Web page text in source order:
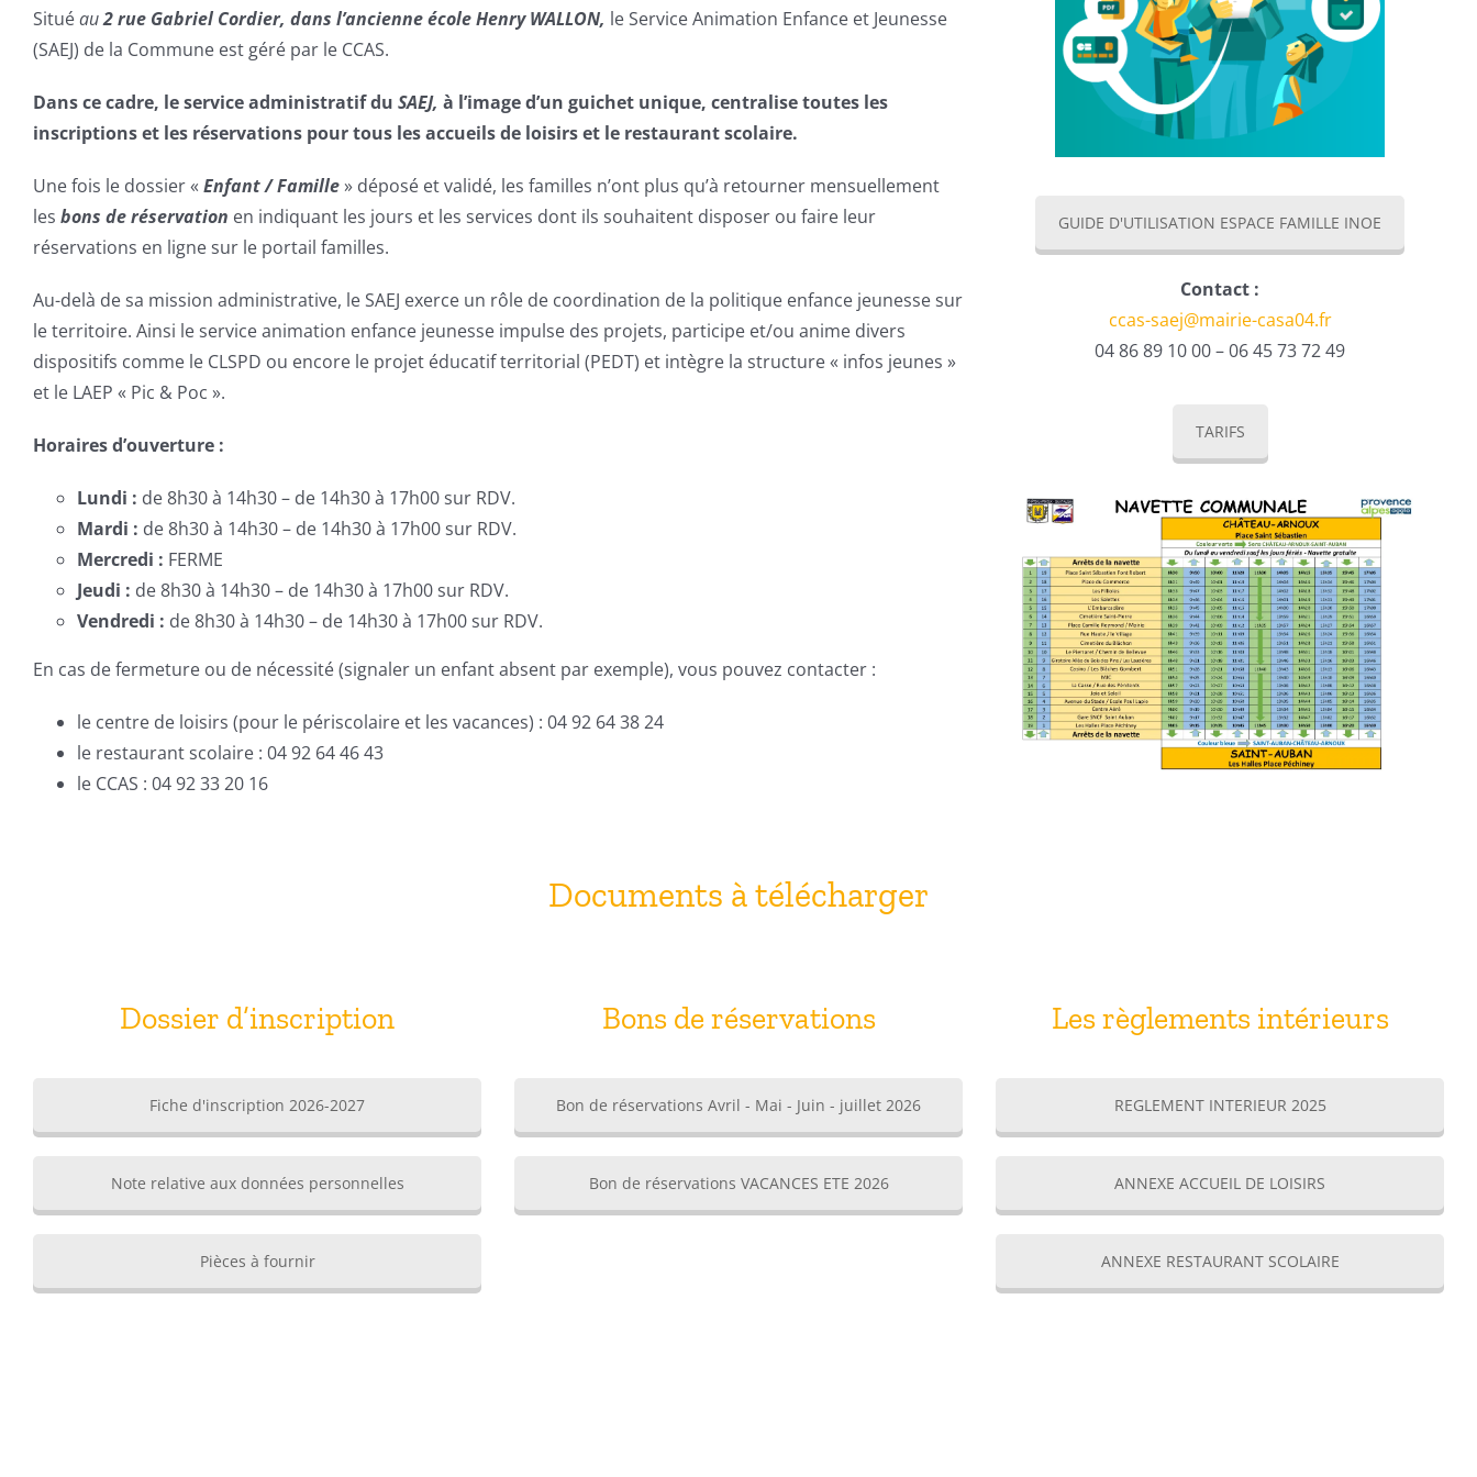
Situéau2 rue Gabriel Cordier, dans l’ancienne école Henry WALLON, le Service Animation Enfance et Jeunesse
(SAEJ) de la Commune est géré par le CCAS.
Dans ce cadre, le service administratif du SAEJ, à l’image d’un guichet unique, centralise toutes les
inscriptions et les réservations pour tous les accueils de loisirs et le restaurant scolaire.
Une fois le dossier « Enfant / Famille» déposé et validé, les familles n’ont plus qu’à retourner mensuellement
les bons de réservation en indiquant les jours et les services dont ils souhaitent disposer ou faire leur
réservations en ligne sur le portail familles.
Au-delà de sa mission administrative, le SAEJ exerce un rôle de coordination de la politique enfance jeunesse sur
le territoire. Ainsi le service animation enfance jeunesse impulse des projets, participe et/ou anime divers
dispositifs comme le CLSPD ou encore le projet éducatif territorial (PEDT) et intègre la structure « infos jeunes »
et le LAEP « Pic & Poc ».
Horaires d’ouverture :
Lundi : de 8h30 à 14h30 – de 14h30 à 17h00 sur RDV.
Mardi : de 8h30 à 14h30 – de 14h30 à 17h00 sur RDV.
Mercredi : FERME
Jeudi : de 8h30 à 14h30 – de 14h30 à 17h00 sur RDV.
Vendredi : de 8h30 à 14h30 – de 14h30 à 17h00 sur RDV.
En cas de fermeture ou de nécessité (signaler un enfant absent par exemple), vous pouvez contacter :
le centre de loisirs (pour le périscolaire et les vacances) : 04 92 64 38 24
le restaurant scolaire : 04 92 64 46 43
le CCAS : 04 92 33 20 16
GUIDE D'UTILISATION ESPACE FAMILLE INOE
Contact :
ccas-saej@mairie-casa04.fr
04 86 89 10 00 – 06 45 73 72 49
TARIFS
Documents à télécharger
Dossier d’inscription Bons de réservations Les règlements intérieurs
Fiche d'inscription 2026-2027
Note relative aux données personnelles
Pièces à fournir
Bon de réservations Avril - Mai - Juin - juillet 2026
Bon de réservations VACANCES ETE 2026
REGLEMENT INTERIEUR 2025
ANNEXE ACCUEIL DE LOISIRS
ANNEXE RESTAURANT SCOLAIRE